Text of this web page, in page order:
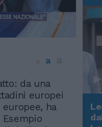
a
da una
europei
ha